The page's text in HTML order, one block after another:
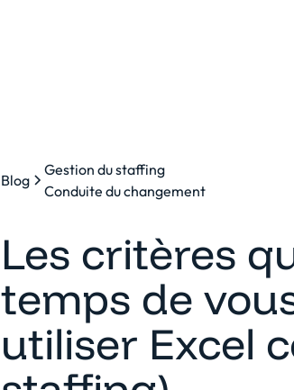
Blog
Gestion du staffing
Conduite du changement
Les critères
temps de
utiliser Excel